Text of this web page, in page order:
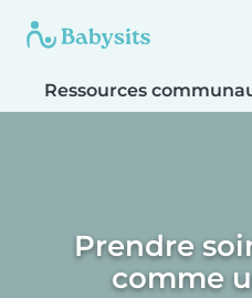
Ressources
Prendre
comme